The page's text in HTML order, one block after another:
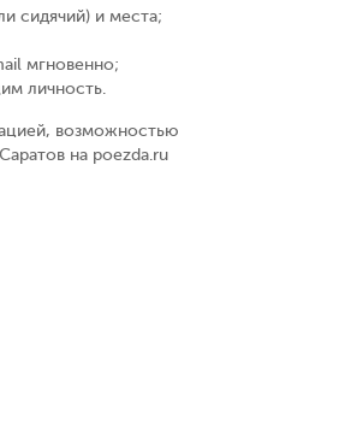
сидячий) и места;
мгновенно;
личность.
возможностью
на poezda.ru